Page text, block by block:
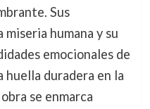
Sus
humana y su
emocionales de
huella duradera en la
se enmarca